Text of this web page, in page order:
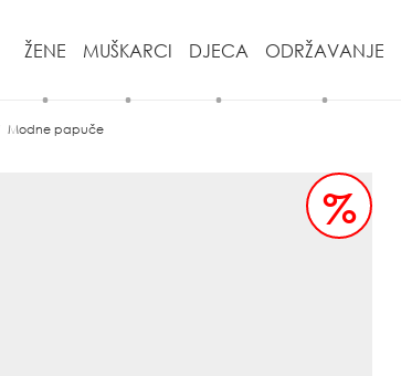
ŽENE MUŠKARCI DJECA ODRŽAVANJE
Modne papuče
%